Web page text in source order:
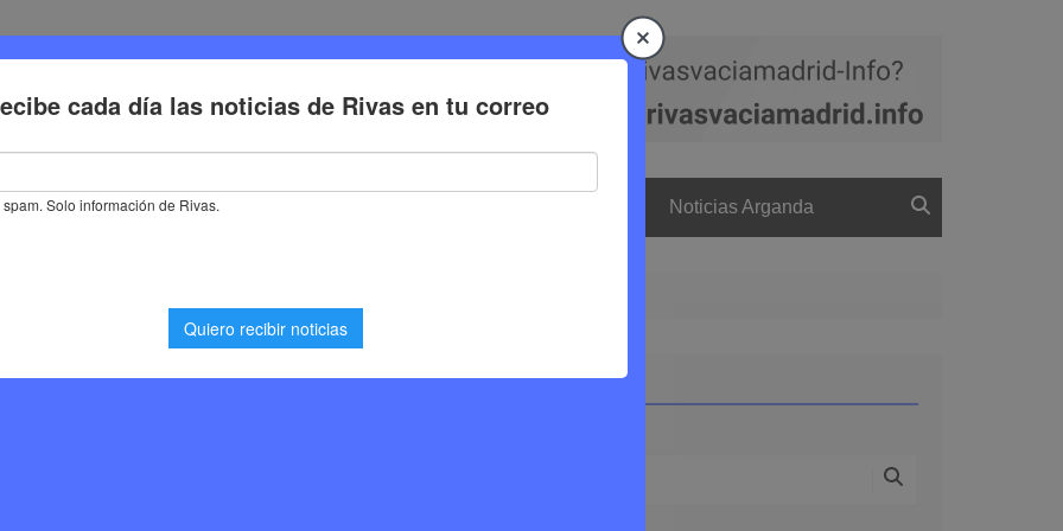
Deporte Cultura Trabajo Noticias Arganda
Rivas de 96 años que
su mejor aliado